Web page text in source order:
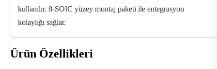
kullanılır. 8-SOIC yüzey montaj paketi ile entegrasyon
kolaylığı sağlar.
Ürün Özellikleri